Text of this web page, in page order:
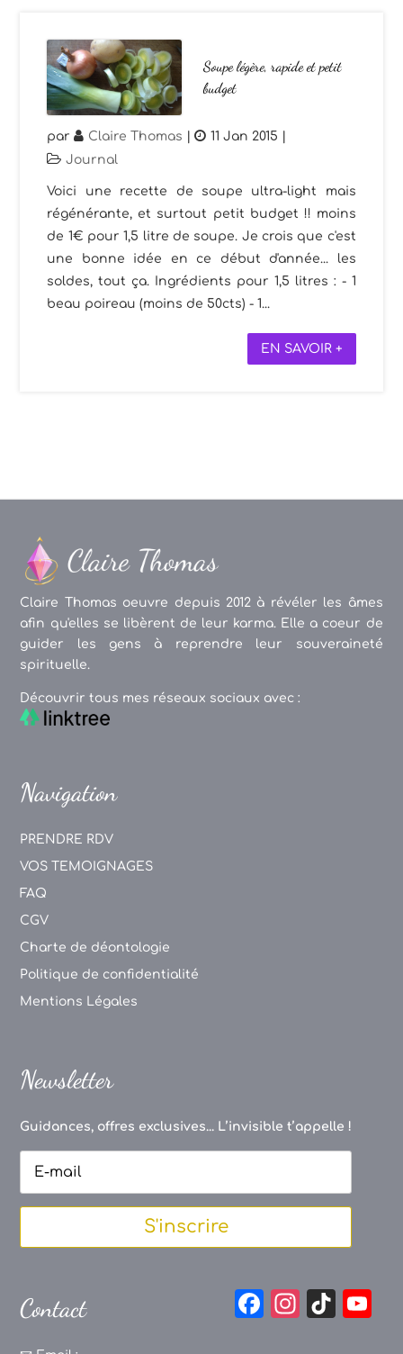
Soupe légère, rapide et petit
budget
par Claire Thomas | 11 Jan 2015
Journal
Voici une recette de soupe ultra-light mais
régénérante, et surtout petit budget !! moins
de 1€ pour 1,5 litre de soupe. Je crois que c'est
une bonne idée en ce début d'année... les
soldes, tout ça. Ingrédients pour 1,5 litres : - 1
beau poireau (moins de 50cts) - 1...
EN SAVOIR +
Claire Thomas oeuvre depuis 2012 à révéler les âmes
afin qu'elles se libèrent de leur karma. Elle a coeur de
guider les gens à reprendre leur souveraineté
spirituelle.
Découvrir tous mes réseaux sociaux avec :
Navigation
PRENDRE RDV
VOS TEMOIGNAGES
FAQ
CGV
Charte de déontologie
Politique de confidentialité
Mentions Légales
Newsletter
Guidances, offres exclusives... L’invisible t’appelle !
S'inscrire
Contact
F
In
Ti